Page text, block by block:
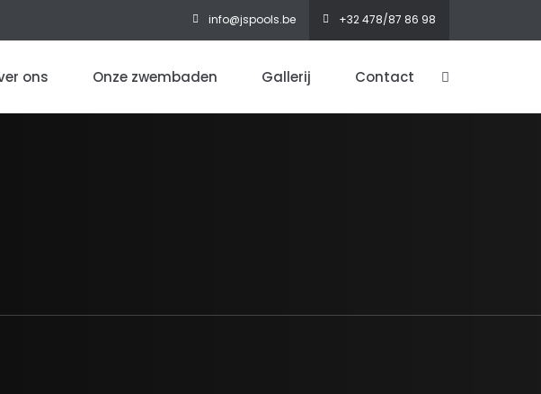
info@jspools.be +32 478/87 86 98
ons Onze zwembaden Gallerij Contact